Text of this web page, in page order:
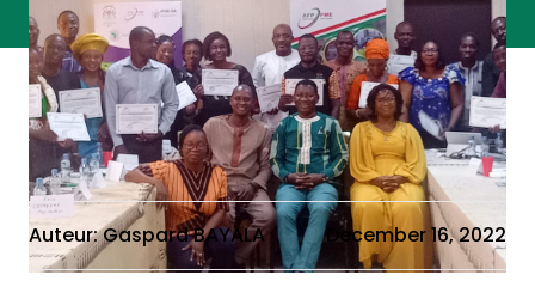
Auteur: Gaspard BAYALA December 16, 2022